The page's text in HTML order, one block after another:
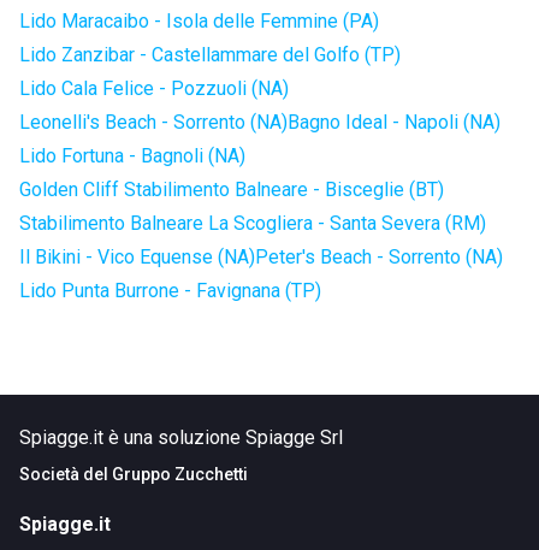
Lido Maracaibo - Isola delle Femmine (PA)
Lido Zanzibar - Castellammare del Golfo (TP)
Lido Cala Felice - Pozzuoli (NA)
Leonelli's Beach - Sorrento (NA)Bagno Ideal - Napoli (NA)
Lido Fortuna - Bagnoli (NA)
Golden Cliff Stabilimento Balneare - Bisceglie (BT)
Stabilimento Balneare La Scogliera - Santa Severa (RM)
Il Bikini - Vico Equense (NA)Peter's Beach - Sorrento (NA)
Lido Punta Burrone - Favignana (TP)
Spiagge.it è una soluzione Spiagge Srl
Società del Gruppo Zucchetti
Spiagge.it